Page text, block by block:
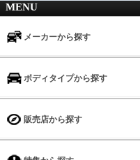
MENU
メーカーから探す
ボディタイプから探す
販売店から探す